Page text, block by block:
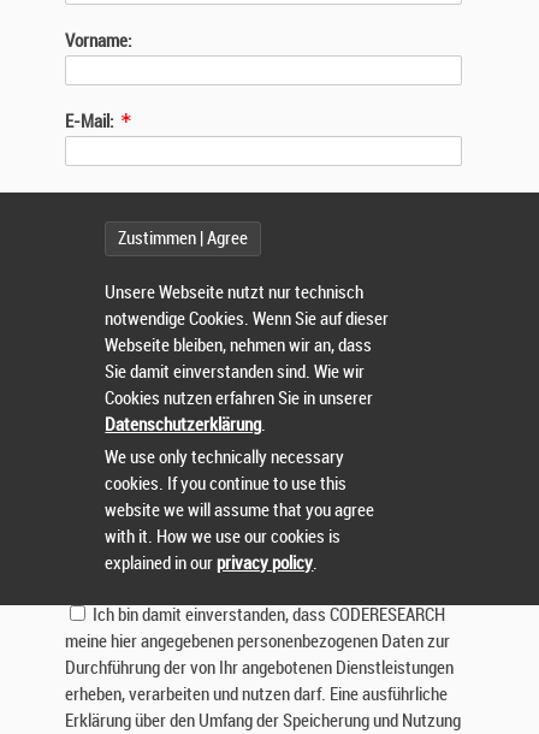
Vorname:
E-Mail:
Nachricht:
Lösen Sie die Aufgabe:
Ich bin damit einverstanden, dass CODERESEARCH
meine hier angegebenen personenbezogenen Daten zur
Durchführung der von Ihr angebotenen Dienstleistungen
erheben, verarbeiten und nutzen darf. Eine ausführliche
Erklärung über den Umfang der Speicherung und Nutzung
Zustimmen | Agree
Unsere Webseite nutzt nur technisch
notwendige Cookies. Wenn Sie auf dieser
Webseite bleiben, nehmen wir an, dass
Sie damit einverstanden sind. Wie wir
Cookies nutzen erfahren Sie in unserer
Datenschutzerklärung.
We use only technically necessary
cookies. If you continue to use this
website we will assume that you agree
with it. How we use our cookies is
explained in ourprivacy policy.